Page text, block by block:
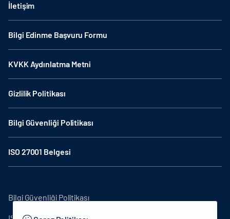
İletişim
Bilgi Edinme Başvuru Formu
KVKK Aydınlatma Metni
Gizlilik Politikası
Bilgi Güvenliği Politikası
ISO 27001 Belgesi
Bilgi Güvenliği Politikası